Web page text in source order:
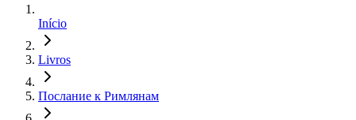
Início
Livros
Послание к Римлянам